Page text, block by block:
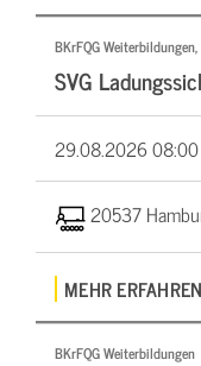
BKrFQG
SVG
29.08.2026
20537
MEHR ERFAHREN
BKrFQG Weiterbildungen